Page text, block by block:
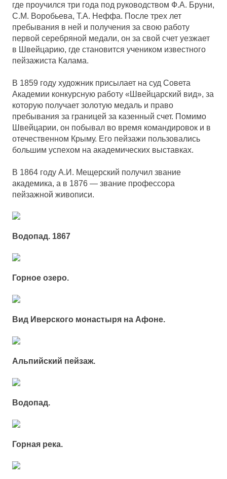
где проучился три года под руководством Ф.А. Бруни,
С.М. Воробьева, Т.А. Неффа. После трех лет
пребывания в ней и получения за свою работу
первой серебряной медали, он за свой счет уезжает
в Швейцарию, где становится учеником известного
пейзажиста Калама.
В 1859 году художник присылает на суд Совета
Академии конкурсную работу «Швейцарский вид», за
которую получает золотую медаль и право
пребывания за границей за казенный счет. Помимо
Швейцарии, он побывал во время командировок и в
отечественном Крыму. Его пейзажи пользовались
большим успехом на академических выставках.
В 1864 году А.И. Мещерский получил звание
академика, а в 1876 — звание профессора
пейзажной живописи.
Водопад. 1867
Горное озеро.
Вид Иверского монастыря на Афоне.
Альпийский пейзаж.
Водопад.
Горная река.